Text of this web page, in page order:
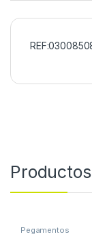
Pegamentos